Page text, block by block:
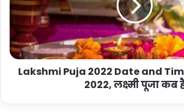
Lakshmi Puja 2022 Date and
2022, लक्ष्मी पूजा कब